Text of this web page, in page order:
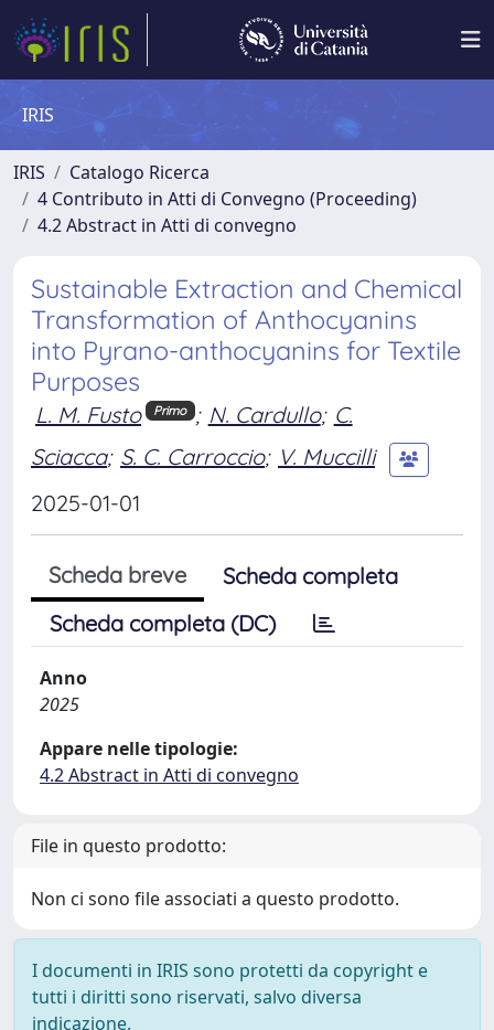
IRIS
IRIS
Catalogo Ricerca
4 Contributo in Atti di Convegno (Proceeding)
4.2 Abstract in Atti di convegno
Sustainable Extraction and Chemical
Transformation of Anthocyanins
into Pyrano-anthocyanins for Textile
Purposes
L. M. Fusto Primo ; N. Cardullo; C.
Sciacca; S. C. Carroccio; V. Muccilli
2025-01-01
Scheda breve
Scheda completa
Scheda completa (DC)
Anno
2025
Appare nelle tipologie:
4.2 Abstract in Atti di convegno
File in questo prodotto:
Non ci sono file associati a questo prodotto.
I documenti in IRIS sono protetti da copyright e
tutti i diritti sono riservati, salvo diversa
indicazione.